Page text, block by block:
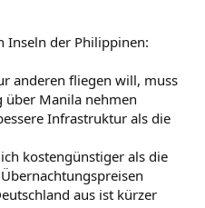
Inseln der Philippinen:
anderen fliegen will, muss
über Manila nehmen
Infrastruktur als die
kostengünstiger als die
aus ist kürzer